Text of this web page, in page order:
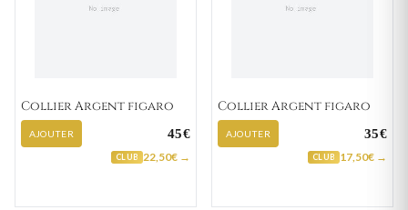
Collier Argent figaro
AJOUTER 45€
CLUB 22,50€ →
Collier Argent figaro
AJOUTER 35€
CLUB 17,50€ →